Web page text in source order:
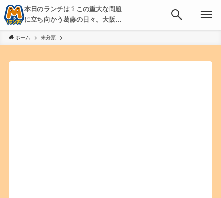
本日のランチは？この重大な問題
に立ち向かう葛藤の日々。大阪・
京都・神戸を中心とした食べ歩
き、飲み歩きを綴る。
ホーム 未分類